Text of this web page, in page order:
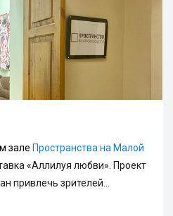
зале Пространства на Малой
«Аллилуя любви». Проект
привлечь зрителей...